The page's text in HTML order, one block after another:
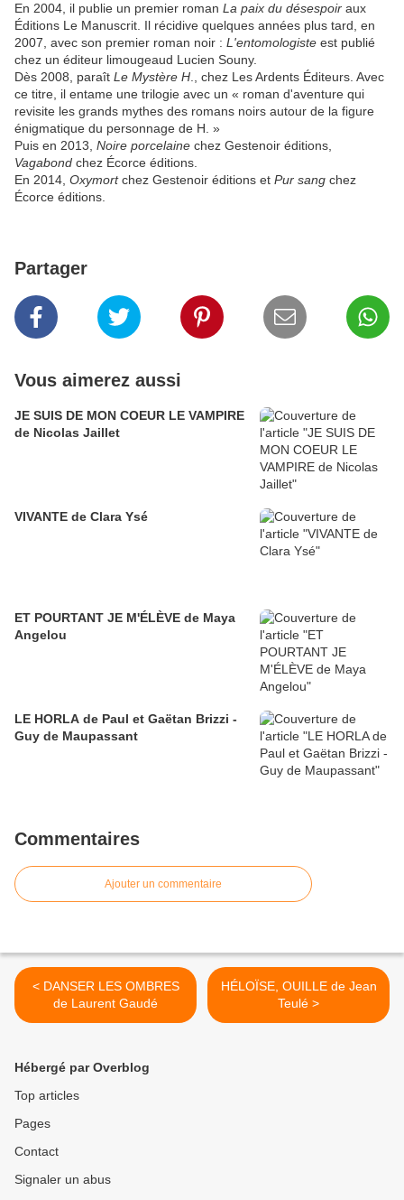
En 2004, il publie un premier roman La paix du désespoir aux
Éditions Le Manuscrit. Il récidive quelques années plus tard, en
2007, avec son premier roman noir : L'entomologiste est publié
chez un éditeur limougeaud Lucien Souny.
Dès 2008, paraît Le Mystère H ., chez Les Ardents Éditeurs. Avec
ce titre, il entame une trilogie avec un « roman d'aventure qui
revisite les grands mythes des romans noirs autour de la figure
énigmatique du personnage de H. »
Puis en 2013, Noire porcelaine chez Gestenoir éditions,
Vagabond chez Écorce éditions.
En 2014, Oxymortchez Gestenoir éditions et Pur sang chez
Écorce éditions.
Partager
Vous aimerez aussi
JE SUIS DE MON COEUR LE VAMPIRE
de Nicolas Jaillet
VIVANTE de Clara Ysé
ET POURTANT JE M'ÉLÈVE de Maya
Angelou
LE HORLA de Paul et Gaëtan Brizzi -
Guy de Maupassant
Commentaires
Ajouter un commentaire
< DANSER LES OMBRES
de Laurent Gaudé
HÉLOÏSE, OUILLE de Jean
Teulé >
Hébergé par Overblog
Top articles
Pages
Contact
Signaler un abus